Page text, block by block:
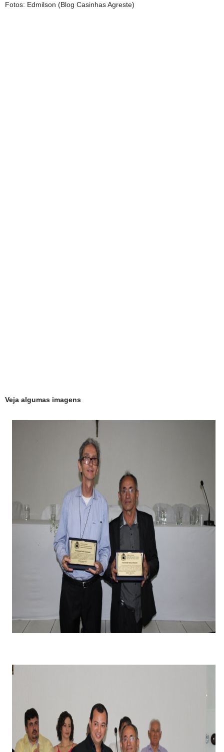
Fotos: Edmilson (Blog Casinhas Agreste)
Veja algumas imagens